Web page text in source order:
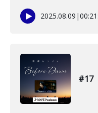
2025.08.09 |
#17